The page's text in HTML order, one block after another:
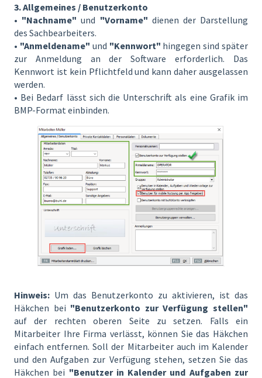
3. Allgemeines / Benutzerkonto
• "Nachname" und "Vorname" dienen der Darstellung
des Sachbearbeiters.
• "Anmeldename" und "Kennwort" hingegen sind später
zur Anmeldung an der Software erforderlich. Das
Kennwort ist kein Pflichtfeld und kann daher ausgelassen
werden.
• Bei Bedarf lässt sich die Unterschrift als eine Grafik im
BMP-Format einbinden.
Hinweis: Um das Benutzerkonto zu aktivieren, ist das
Häkchen bei "Benutzerkonto zur Verfügung stellen"
auf der rechten oberen Seite zu setzen. Falls ein
Mitarbeiter Ihre Firma verlässt, können Sie das Häkchen
einfach entfernen. Soll der Mitarbeiter auch im Kalender
und den Aufgaben zur Verfügung stehen, setzen Sie das
Häkchen bei "Benutzer in Kalender und Aufgaben zur